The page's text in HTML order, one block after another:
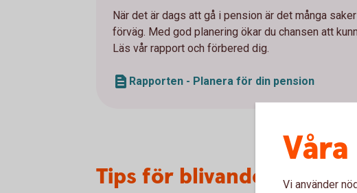
När det är dags att gå i pension är det många
förväg. Med god planering ökar du chansen att
Läs vår rapport och förbered dig.
Rapporten - Planera för din pension
Tips för blivande
Vi använder